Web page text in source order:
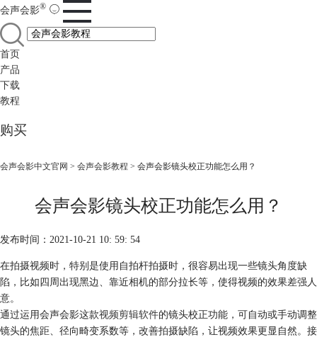
会声会影®
首页
产品
下载
教程
购买
会声会影中文官网 > 会声会影教程 > 会声会影镜头校正功能怎么用？
会声会影镜头校正功能怎么用？
发布时间：2021-10-21 10: 59: 54
在拍摄视频时，特别是使用自拍杆拍摄时，很容易出现一些镜头角度缺
陷，比如四周出现黑边、靠近相机的部分拉长等，使得视频的效果差强人
意。
通过运用会声会影这款视频剪辑软件的镜头校正功能，可自动或手动调整
镜头的焦距、径向畸变系数等，改善拍摄缺陷，让视频效果更显自然。接